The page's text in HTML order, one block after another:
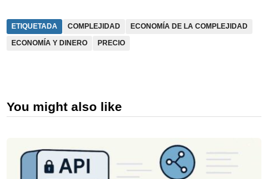
ETIQUETADA COMPLEJIDAD
ECONOMÍA DE LA COMPLEJIDAD
ECONOMÍA Y DINERO
PRECIO
You might also like